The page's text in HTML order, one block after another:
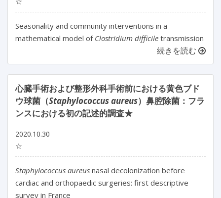
Seasonality and community interventions in a
mathematical model of Clostridium difficile transmission
続きを読む
心臓手術および整形外科手術前における黄色ブド
ウ球菌（Staphylococcus aureus）鼻腔除菌：フラ
ンスにおける初の記述的調査★
2020.10.30
☆
Staphylococcus aureus nasal decolonization before
cardiac and orthopaedic surgeries: first descriptive
survey in France